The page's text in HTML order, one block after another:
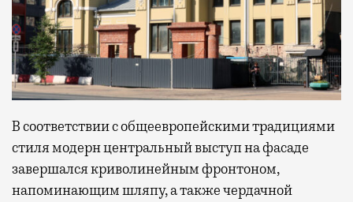
В соответствии с общеевропейскими традициями
стиля модерн центральный выступ на фасаде
завершался криволинейным фронтоном,
напоминающим шляпу, а также чердачной